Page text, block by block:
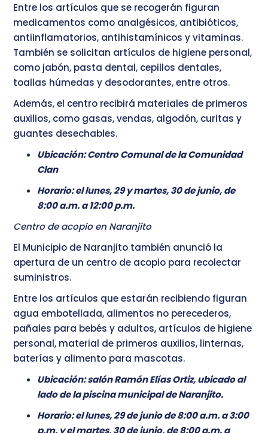
Entre los artículos que se recogerán figuran
medicamentos como analgésicos, antibióticos,
antiinflamatorios, antihistamínicos y vitaminas.
También se solicitan artículos de higiene personal,
como jabón, pasta dental, cepillos dentales,
toallas húmedas y desodorantes, entre otros.
Además, el centro recibirá materiales de primeros
auxilios, como gasas, vendas, algodón, curitas y
guantes desechables.
Ubicación: Centro Comunal de la Comunidad
Clan
Horario: el lunes, 29 y martes, 30 de junio, de
8:00 a.m. a 12:00 p.m.
Centro de acopio en Naranjito
El Municipio de Naranjito también anunció la
apertura de un centro de acopio para recolectar
suministros.
Entre los artículos que estarán recibiendo figuran
agua embotellada, alimentos no perecederos,
pañales para bebés y adultos, artículos de higiene
personal, material de primeros auxilios, linternas,
baterías y alimento para mascotas.
Ubicación: salón Ramón Elías Ortiz, ubicado al
lado de la piscina municipal de Naranjito.
Horario: el lunes, 29 de junio de 8:00 a.m. a 3:00
p.m. y el martes, 30 de junio, de 8:00 a.m. a